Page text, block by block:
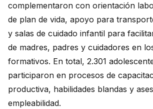
complementaron con orientación
de plan de vida, apoyo para
y salas de cuidado infantil para
de madres, padres y cuidadores en
formativos. En total, 2.301
participaron en procesos de
productiva, habilidades blandas y
empleabilidad.